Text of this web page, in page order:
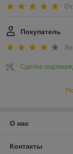
Покупатель
Сделка
О нас
Контакты